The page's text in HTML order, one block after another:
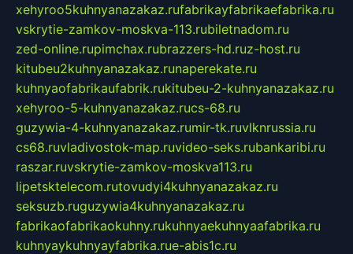
xehyroo5kuhnyanazakaz.rufabrikayfabrikaefabrika.ru
vskrytie-zamkov-moskva-113.rubiletnadom.ru
zed-online.rupimchax.rubrazzers-hd.ruz-host.ru
kitubeu2kuhnyanazakaz.runaperekate.ru
kuhnyaofabrikaufabrik.rukitubeu-2-kuhnyanazakaz.ru
xehyroo-5-kuhnyanazakaz.rucs-68.ru
guzywia-4-kuhnyanazakaz.rumir-tk.ruvlknrussia.ru
cs68.ruvladivostok-map.ruvideo-seks.rubankaribi.ru
raszar.ruvskrytie-zamkov-moskva113.ru
lipetsktelecom.rutovudyi4kuhnyanazakaz.ru
seksuzb.ruguzywia4kuhnyanazakaz.ru
fabrikaofabrikaokuhny.rukuhnyaekuhnyaafabrika.ru
kuhnyaykuhnyayfabrika.rue-abis1c.ru